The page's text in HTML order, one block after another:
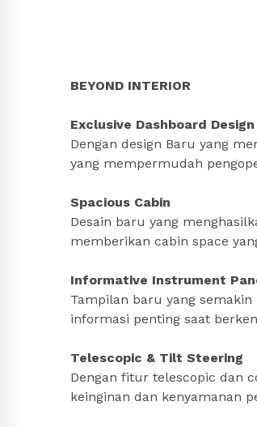
BEYOND INTERIOR
Exclusive Dashboard Design
Dengan design Baru yang
yang mempermudah
Spacious Cabin
Desain baru yang
memberikan cabin space
Informative Instrument
Tampilan baru yang
informasi penting saat
Telescopic & Tilt Steering
Dengan fitur telescopic dan
keinginan dan kenyamanan